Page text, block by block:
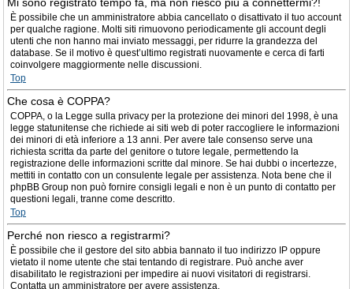
È possibile che un amministratore abbia cancellato o disattivato il tuo account
per qualche ragione. Molti siti rimuovono periodicamente gli account degli
utenti che non hanno mai inviato messaggi, per ridurre la grandezza del
database. Se il motivo è quest’ultimo registrati nuovamente e cerca di farti
coinvolgere maggiormente nelle discussioni.
Top
Che cosa è COPPA?
COPPA, o la Legge sulla privacy per la protezione dei minori del 1998, è una
legge statunitense che richiede ai siti web di poter raccogliere le informazioni
dei minori di età inferiore a 13 anni. Per avere tale consenso serve una
richiesta scritta da parte del genitore o tutore legale, permettendo la
registrazione delle informazioni scritte dal minore. Se hai dubbi o incertezze,
mettiti in contatto con un consulente legale per assistenza. Nota bene che il
phpBB Group non può fornire consigli legali e non è un punto di contatto per
questioni legali, tranne come descritto.
Top
Perché non riesco a registrarmi?
È possibile che il gestore del sito abbia bannato il tuo indirizzo IP oppure
vietato il nome utente che stai tentando di registrare. Può anche aver
disabilitato le registrazioni per impedire ai nuovi visitatori di registrarsi.
Contatta un amministratore per avere assistenza.